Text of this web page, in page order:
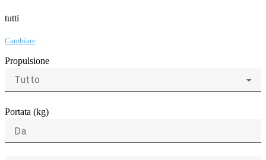
tutti
Cambiare
Propulsione
Tutto
Portata (kg)
Da